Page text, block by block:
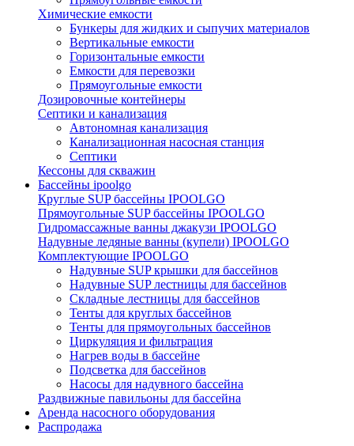
Химические емкости
Бункеры для жидких и сыпучих материалов
Вертикальные емкости
Горизонтальные емкости
Емкости для перевозки
Прямоугольные емкости
Дозировочные контейнеры
Септики и канализация
Автономная канализация
Канализационная насосная станция
Септики
Кессоны для скважин
Бассейны ipoolgo
Круглые SUP бассейны IPOOLGO
Прямоугольные SUP бассейны IPOOLGO
Гидромассажные ванны джакузи IPOOLGO
Надувные ледяные ванны (купели) IPOOLGO
Комплектующие IPOOLGO
Надувные SUP крышки для бассейнов
Надувные SUP лестницы для бассейнов
Складные лестницы для бассейнов
Тенты для круглых бассейнов
Тенты для прямоугольных бассейнов
Циркуляция и фильтрация
Нагрев воды в бассейне
Подсветка для бассейнов
Насосы для надувного бассейна
Раздвижные павильоны для бассейна
Аренда насосного оборудования
Распродажа